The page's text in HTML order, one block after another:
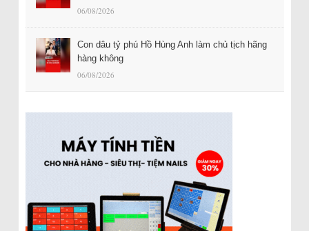
06/08/2026
Con dâu tỷ phú Hồ Hùng Anh làm chủ tịch hãng
hàng không
06/08/2026